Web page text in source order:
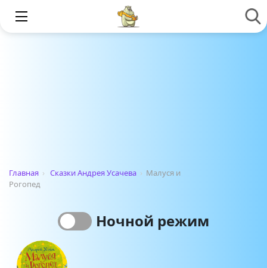
Главная › Сказки Андрея Усачева › Малуся и
Рогопед
Ночной режим